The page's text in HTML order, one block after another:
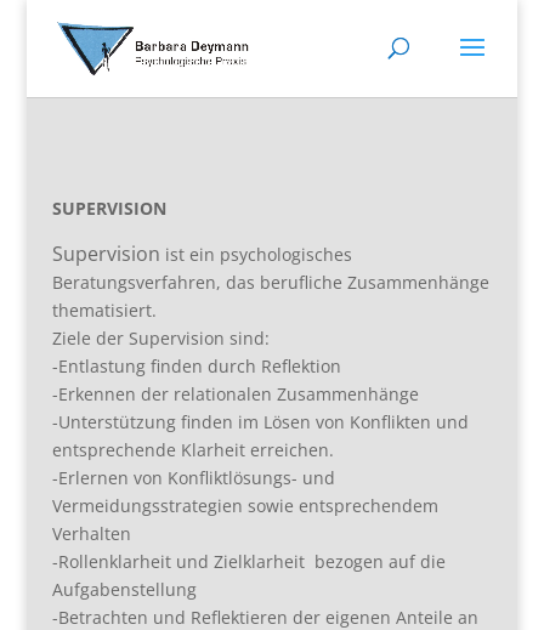
SUPERVISION
Supervision ist ein psychologisches
Beratungsverfahren, das berufliche Zusammenhänge
thematisiert.
Ziele der Supervision sind:
-Entlastung finden durch Reflektion
-Erkennen der relationalen Zusammenhänge
-Unterstützung finden im Lösen von Konflikten und
entsprechende Klarheit erreichen.
-Erlernen von Konfliktlösungs- und
Vermeidungsstrategien sowie entsprechendem
Verhalten
-Rollenklarheit und Zielklarheit bezogen auf die
Aufgabenstellung
-Betrachten und Reflektieren der eigenen Anteile an